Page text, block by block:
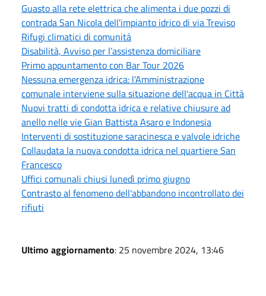
Guasto alla rete elettrica che alimenta i due pozzi di
contrada San Nicola dell'impianto idrico di via Treviso
Rifugi climatici di comunità
Disabilità, Avviso per l’assistenza domiciliare
Primo appuntamento con Bar Tour 2026
Nessuna emergenza idrica: l’Amministrazione
comunale interviene sulla situazione dell'acqua in Città
Nuovi tratti di condotta idrica e relative chiusure ad
anello nelle vie Gian Battista Asaro e Indonesia
Interventi di sostituzione saracinesca e valvole idriche
Collaudata la nuova condotta idrica nel quartiere San
Francesco
Uffici comunali chiusi lunedì primo giugno
Contrasto al fenomeno dell'abbandono incontrollato dei
rifiuti
Ultimo aggiornamento: 25 novembre 2024, 13:46